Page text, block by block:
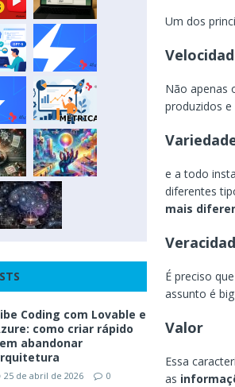
Um dos
Não apenas
produzidos
e a todo
diferentes
mais
É preciso
assunto é
Valor
Essa
as
Coding com Lovable e
como criar rápido
abandonar
25 de abril de 2026 0